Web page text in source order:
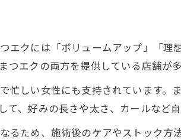
エクには「ボリュームアップ」「
エクの両方を提供している店舗が
忙しい女性にも支持されています。
、好みの長さや太さ、カールなど
ため、施術後のケアやストック方